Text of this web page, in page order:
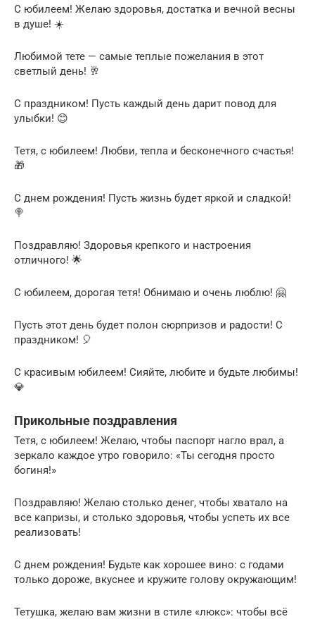
С юбилеем! Желаю здоровья, достатка и вечной весны
в душе! ☀️
Любимой тете — самые теплые пожелания в этот
светлый день! 🥂
С праздником! Пусть каждый день дарит повод для
улыбки! 😊
Тетя, с юбилеем! Любви, тепла и бесконечного счастья!
🎁
С днем рождения! Пусть жизнь будет яркой и сладкой!
🍭
Поздравляю! Здоровья крепкого и настроения
отличного! 🌟
С юбилеем, дорогая тетя! Обнимаю и очень люблю! 🤗
Пусть этот день будет полон сюрпризов и радости! С
праздником! 🎈
С красивым юбилеем! Сияйте, любите и будьте любимы!
💎
Прикольные поздравления
Тетя, с юбилеем! Желаю, чтобы паспорт нагло врал, а
зеркало каждое утро говорило: «Ты сегодня просто
богиня!»
Поздравляю! Желаю столько денег, чтобы хватало на
все капризы, и столько здоровья, чтобы успеть их все
реализовать!
С днем рождения! Будьте как хорошее вино: с годами
только дороже, вкуснее и кружите голову окружающим!
Тетушка, желаю вам жизни в стиле «люкс»: чтобы всё